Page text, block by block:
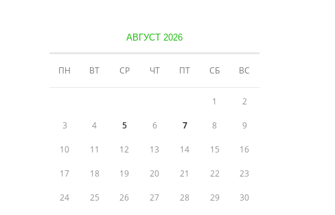
АВГУСТ 2026
ПН ВТ СР ЧТ ПТ СБ ВС
1 2
3 4 5 6 7 8 9
10 11 12 13 14 15 16
17 18 19 20 21 22 23
24 25 26 27 28 29 30